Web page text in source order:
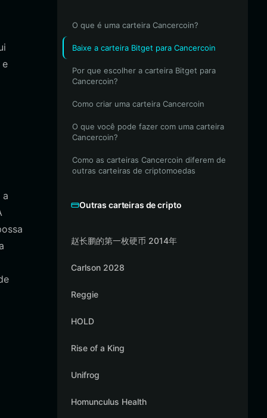
e
a
O que é uma carteira Cancercoin?
Baixe a carteira Bitget para Cancercoin
Por que escolher a carteira Bitget para
Cancercoin?
Como criar uma carteira Cancercoin
O que você pode fazer com uma carteira
Cancercoin?
Como as carteiras Cancercoin diferem de
outras carteiras de criptomoedas
Outras carteiras de cripto
赵长鹏的第一枚硬币 2014年
Carlson 2028
Reggie
HOLD
Rise of a King
Unifrog
Homunculus Health